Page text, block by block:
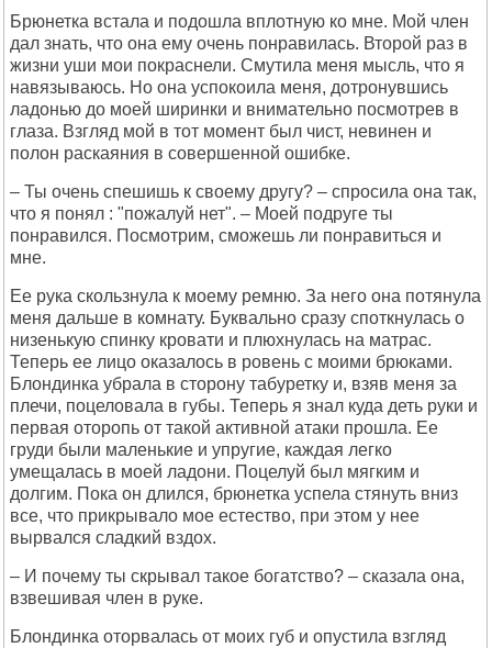
Брюнетка встала и подошла вплотную ко мне. Мой член
дал знать, что она ему очень понравилась. Второй раз в
жизни уши мои покраснели. Смутила меня мысль, что я
навязываюсь. Но она успокоила меня, дотронувшись
ладонью до моей ширинки и внимательно посмотрев в
глаза. Взгляд мой в тот момент был чист, невинен и
полон раскаяния в совершенной ошибке.
– Ты очень спешишь к своему другу? – спросила она так,
что я понял : "пожалуй нет". – Моей подруге ты
понравился. Посмотрим, сможешь ли понравиться и
мне.
Ее рука скользнула к моему ремню. За него она потянула
меня дальше в комнату. Буквально сразу споткнулась о
низенькую спинку кровати и плюхнулась на матрас.
Теперь ее лицо оказалось в ровень с моими брюками.
Блондинка убрала в сторону табуретку и, взяв меня за
плечи, поцеловала в губы. Теперь я знал куда деть руки и
первая оторопь от такой активной атаки прошла. Ее
груди были маленькие и упругие, каждая легко
умещалась в моей ладони. Поцелуй был мягким и
долгим. Пока он длился, брюнетка успела стянуть вниз
все, что прикрывало мое естество, при этом у нее
вырвался сладкий вздох.
– И почему ты скрывал такое богатство? – сказала она,
взвешивая член в руке.
Блондинка оторвалась от моих губ и опустила взгляд